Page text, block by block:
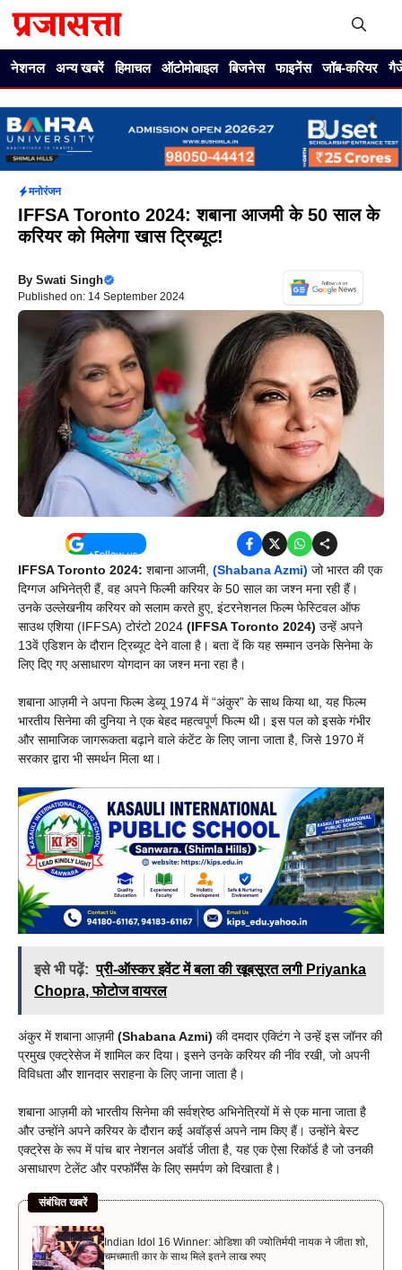
नेशनल अन्य खबरें हिमाचल ऑटोमोबाइल बिजनेस फाइनेंस जॉब-करियर
मनोरंजन
IFFSA Toronto 2024: शबाना आजमी के 50 साल के
करियर को मिलेगा खास ट्रिब्यूट!
By Swati Singh
Published on: 14 September 2024
IFFSA Toronto 2024: शबाना आजमी, (Shabana Azmi) जो भारत की एक
दिग्गज अभिनेत्री हैं, वह अपने फिल्मी करियर के 50 साल का जश्न मना रही हैं।
उनके उल्लेखनीय करियर को सलाम करते हुए, इंटरनेशनल फिल्म फेस्टिवल ऑफ
साउथ एशिया (IFFSA) टोरंटो 2024 (IFFSA Toronto 2024) उन्हें अपने
13वें एडिशन के दौरान ट्रिब्यूट देने वाला है। बता दें कि यह सम्मान उनके सिनेमा के
लिए दिए गए असाधारण योगदान का जश्न मना रहा है।
शबाना आज़मी ने अपना फिल्म डेब्यू 1974 में “अंकुर” के साथ किया था, यह फिल्म
भारतीय सिनेमा की दुनिया ने एक बेहद महत्वपूर्ण फिल्म थी। इस पल को इसके गंभीर
और सामाजिक जागरूकता बढ़ाने वाले कंटेंट के लिए जाना जाता है, जिसे 1970 में
सरकार द्वारा भी समर्थन मिला था।
इसे भी पढ़ें: प्री-ऑस्कर इवेंट में बला की खूबसूरत लगी Priyanka
Chopra, फोटोज वायरल
अंकुर में शबाना आज़मी(Shabana Azmi) की दमदार एक्टिंग ने उन्हें इस जॉनर की
प्रमुख एक्ट्रेसेज में शामिल कर दिया। इसने उनके करियर की नींव रखी, जो अपनी
विविधता और शानदार सराहना के लिए जाना जाता है।
शबाना आज़मी को भारतीय सिनेमा की सर्वश्रेष्ठ अभिनेत्रियों में से एक माना जाता है
और उन्होंने अपने करियर के दौरान कई अवॉर्ड्स अपने नाम किए हैं। उन्होंने बेस्ट
एक्ट्रेस के रूप में पांच बार नेशनल अवॉर्ड जीता है, यह एक ऐसा रिकॉर्ड है जो उनकी
असाधारण टेलेंट और परफॉर्मेंस के लिए समर्पण को दिखाता है।
संबंधित खबरें
Indian Idol 16 Winner: ओडिशा की ज्योतिर्मयी नायक ने जीता शो,
चमचमाती कार के साथ मिले इतने लाख रुपए